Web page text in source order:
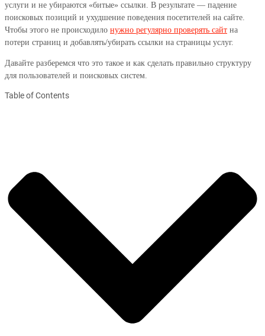
услуги и не убираются «битые» ссылки. В результате — падение
поисковых позиций и ухудшение поведения посетителей на сайте.
Чтобы этого не происходило нужно регулярно проверять сайт на
потери страниц и добавлять/убирать ссылки на страницы услуг.
Давайте разберемся что это такое и как сделать правильно структуру
для пользователей и поисковых систем.
Table of Contents